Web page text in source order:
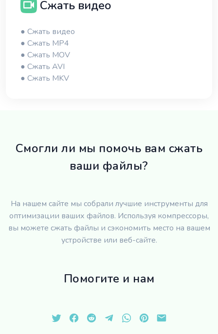
Сжать видео
● Сжать видео
● Сжать MP4
● Сжать MOV
● Сжать AVI
● Сжать MKV
Смогли ли мы помочь вам сжать
ваши файлы?
На нашем сайте мы собрали лучшие инструменты для
оптимизации ваших файлов. Используя компрессоры,
вы можете сжать файлы и сэкономить место на вашем
устройстве или веб-сайте.
Помогите и нам